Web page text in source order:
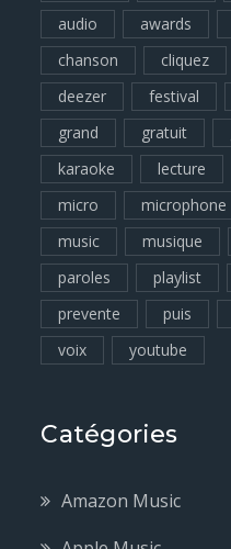
audio
awards
chanson
cliquez
deezer
festival
grand
gratuit
karaoke
lecture
micro
microphone
music
musique
paroles
playlist
prevente
puis
voix
youtube
Catégories
Amazon Music